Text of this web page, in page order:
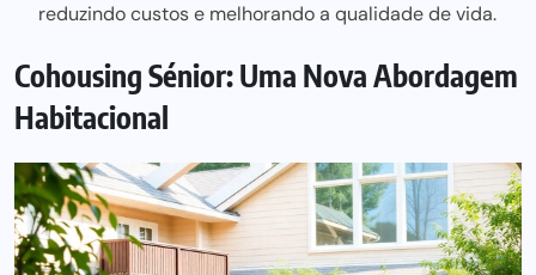
reduzindo custos e melhorando a qualidade de vida.
Cohousing Sénior: Uma Nova Abordagem
Habitacional